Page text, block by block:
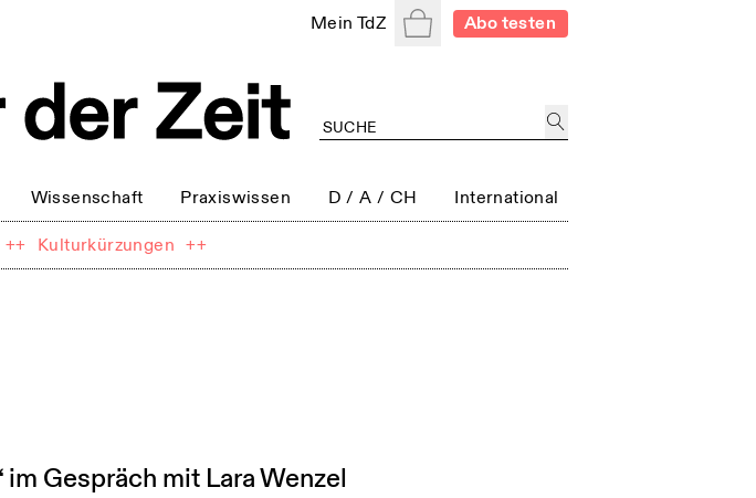
Mein TdZ WarenkorbAbo testen
Wissenschaft Praxiswissen D / A / CH International
++ Kulturkürzungen ++
Gespräch mit Lara Wenzel